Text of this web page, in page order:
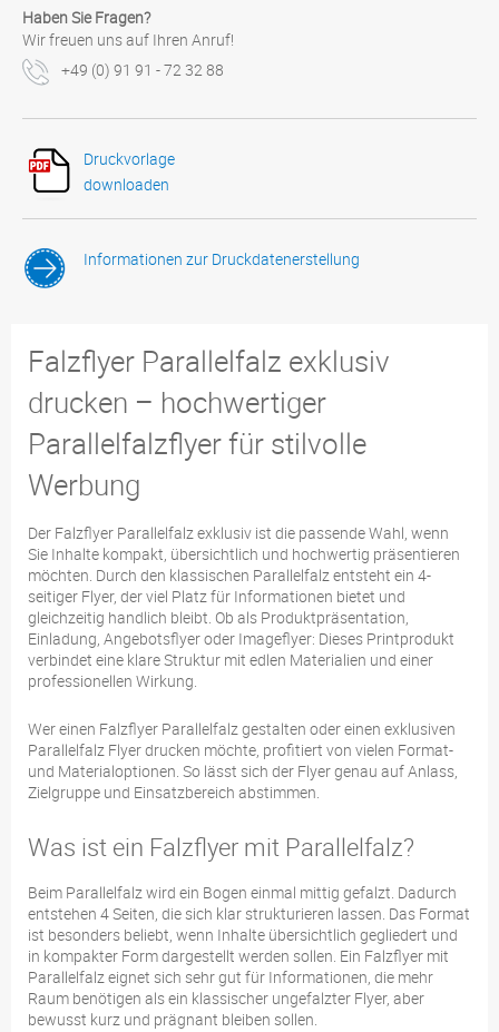
Haben Sie Fragen?
Wir freuen uns auf Ihren Anruf!
+49 (0) 91 91 - 72 32 88
Druckvorlage
downloaden
Informationen zur Druckdatenerstellung
Falzflyer Parallelfalz exklusiv
drucken – hochwertiger
Parallelfalzflyer für stilvolle
Werbung
Der Falzflyer Parallelfalz exklusiv ist die passende Wahl, wenn
Sie Inhalte kompakt, übersichtlich und hochwertig präsentieren
möchten. Durch den klassischen Parallelfalz entsteht ein 4-
seitiger Flyer, der viel Platz für Informationen bietet und
gleichzeitig handlich bleibt. Ob als Produktpräsentation,
Einladung, Angebotsflyer oder Imageflyer: Dieses Printprodukt
verbindet eine klare Struktur mit edlen Materialien und einer
professionellen Wirkung.
Wer einen Falzflyer Parallelfalz gestalten oder einen exklusiven
Parallelfalz Flyer drucken möchte, profitiert von vielen Format-
und Materialoptionen. So lässt sich der Flyer genau auf Anlass,
Zielgruppe und Einsatzbereich abstimmen.
Was ist ein Falzflyer mit Parallelfalz?
Beim Parallelfalz wird ein Bogen einmal mittig gefalzt. Dadurch
entstehen 4 Seiten, die sich klar strukturieren lassen. Das Format
ist besonders beliebt, wenn Inhalte übersichtlich gegliedert und
in kompakter Form dargestellt werden sollen. Ein Falzflyer mit
Parallelfalz eignet sich sehr gut für Informationen, die mehr
Raum benötigen als ein klassischer ungefalzter Flyer, aber
bewusst kurz und prägnant bleiben sollen.